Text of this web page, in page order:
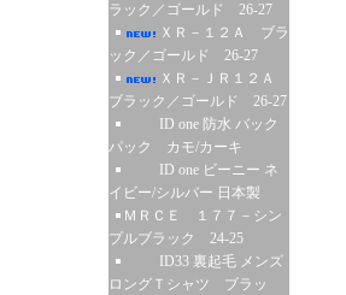
ラック／ゴールド 26-27
ＸＲ－１２Ａ ブラ
ック／ゴールド 26-27
ＸＲ－ＪＲ１２Ａ
ブラック／ゴールド 26-27
ID one 防水 バック
パック カモ/カーキ
ID one ビーニー ネ
イビー/シルバー 日本製
ＭＲＣＥ １７７－シン
プルブラック 24-25
ID33 裏起毛 メンズ
ロングＴシャツ ブラッ